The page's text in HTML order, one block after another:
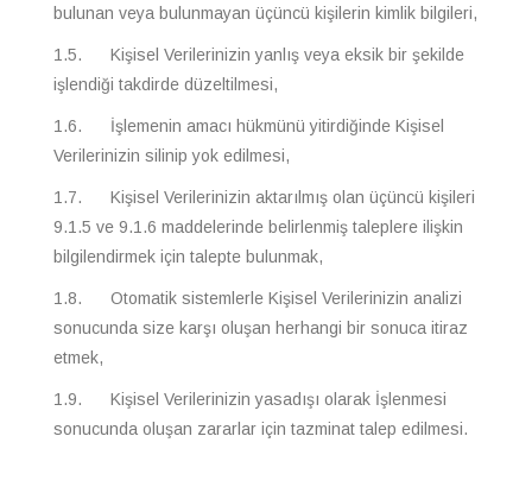
bulunan veya bulunmayan üçüncü kişilerin kimlik bilgileri,
1.5. Kişisel Verilerinizin yanlış veya eksik bir şekilde
işlendiği takdirde düzeltilmesi,
1.6. İşlemenin amacı hükmünü yitirdiğinde Kişisel
Verilerinizin silinip yok edilmesi,
1.7. Kişisel Verilerinizin aktarılmış olan üçüncü kişileri
9.1.5 ve 9.1.6 maddelerinde belirlenmiş taleplere ilişkin
bilgilendirmek için talepte bulunmak,
1.8. Otomatik sistemlerle Kişisel Verilerinizin analizi
sonucunda size karşı oluşan herhangi bir sonuca itiraz
etmek,
1.9. Kişisel Verilerinizin yasadışı olarak İşlenmesi
sonucunda oluşan zararlar için tazminat talep edilmesi.